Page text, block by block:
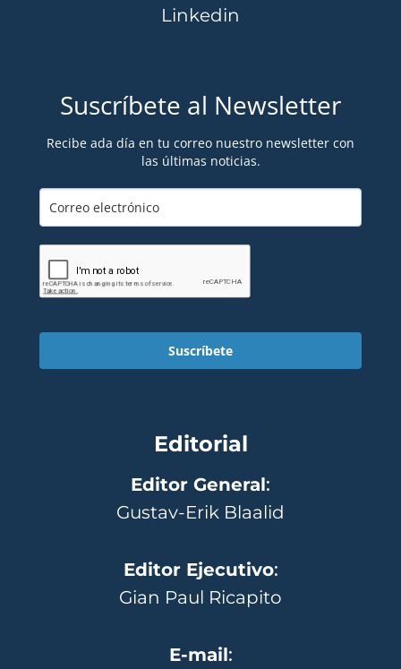
Linkedin
Suscríbete al Newsletter
Recibe ada día en tu correo nuestro newsletter con
las últimas noticias.
Suscríbete
Editorial
Editor General:
Gustav-Erik Blaalid
Editor Ejecutivo:
Gian Paul Ricapito
E-mail: